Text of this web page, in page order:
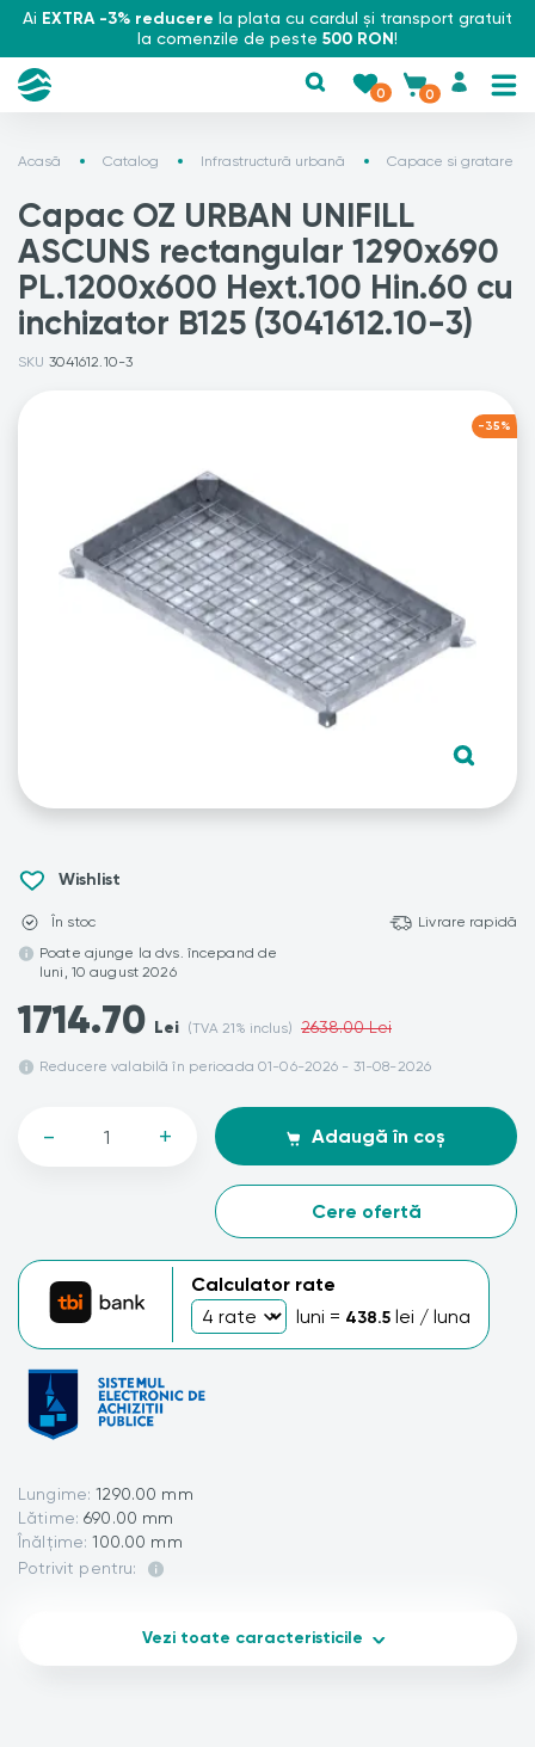
Ai EXTRA -3% reducere la plata cu cardul și transport gratuit
la comenzile de peste 500 RON!
0 0
Acasă Catalog Infrastructură urbană Capace si gratare
Capac OZ URBAN UNIFILL
ASCUNS rectangular 1290x690
PL.1200x600 Hext.100 Hin.60 cu
inchizator B125 (3041612.10-3)
SKU 3041612.10-3
-35%
Wishlist
În stoc
Livrare rapidă
Poate ajunge la dvs. începand de
luni, 10 august 2026
1714.70 Lei (TVA 21% inclus) 2638.00 Lei
Reducere valabilă în perioada 01-06-2026 - 31-08-2026
- + Adaugă în coș
Cere ofertă
Calculator rate
luni = 438.5 lei / luna
Lungime: 1290.00 mm
Lătime: 690.00 mm
Înălțime: 100.00 mm
Potrivit pentru:
Vezi toate caracteristicile